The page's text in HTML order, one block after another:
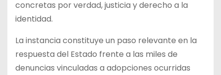
concretas por verdad, justicia y derecho a la
identidad.
La instancia constituye un paso relevante en la
respuesta del Estado frente a las miles de
denuncias vinculadas a adopciones ocurridas